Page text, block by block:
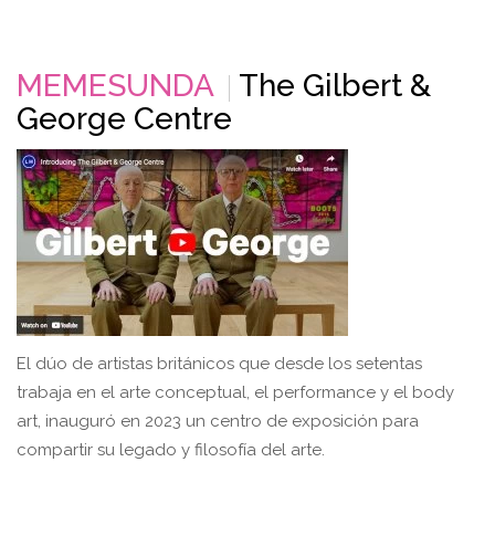
MEMESUNDA
The Gilbert &
George Centre
El dúo de artistas británicos que desde los setentas
trabaja en el arte conceptual, el performance y el body
art, inauguró en 2023 un centro de exposición para
compartir su legado y filosofía del arte.